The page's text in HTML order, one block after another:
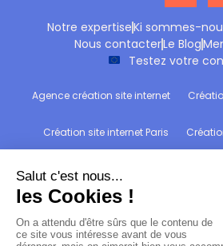
Notre expertiseKi sommes-
Nous contacterLe Blog
Testez votre
Agence création site internet
Création site internet Paris
Création site internet Reims
Audit de conformité RGPD :